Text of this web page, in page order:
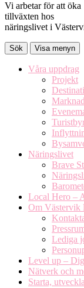
Vi arbetar för att öka
tillväxten hos
näringslivet i
Sök Visa menyn
Våra uppdrag
Projekt
Näringslivet
Brave
Local Hero –
Om Västervik
Lediga
Level up –
Nätverk och
Starta,